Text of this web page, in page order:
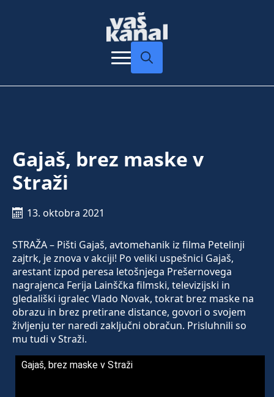
Gajaš, brez maske v
Straži
13. oktobra 2021
STRAŽA – Pišti Gajaš, avtomehanik iz filma Petelinji
zajtrk, je znova v akciji! Po veliki uspešnici Gajaš,
arestant izpod peresa letošnjega Prešernovega
nagrajenca Ferija Lainščka filmski, televizijski in
gledališki igralec Vlado Novak, tokrat brez maske na
obrazu in brez pretirane distance, govori o svojem
življenju ter naredi zaključni obračun. Prisluhnili so
mu tudi v Straži.
Gajaš, brez maske v Straži